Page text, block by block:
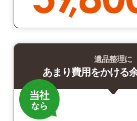
遺品整理に
あまり費用をかける